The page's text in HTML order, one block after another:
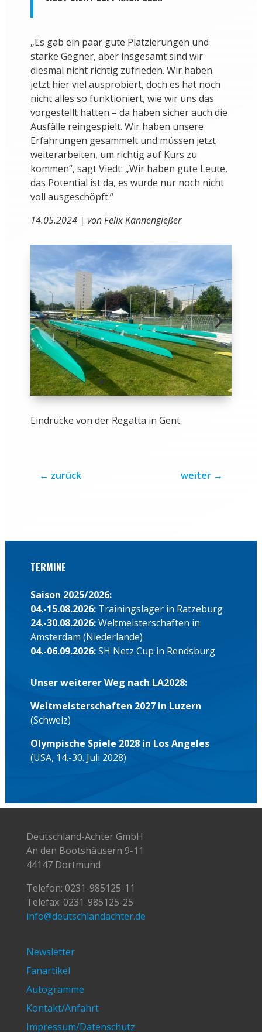
„Es gab ein paar gute Platzierungen und
starke Gegner, aber insgesamt sind wir
diesmal nicht richtig zufrieden. Wir haben
jetzt hier viel ausprobiert, doch es hat noch
nicht alles so funktioniert, wie wir uns das
vorgestellt hatten – da haben sicher auch die
Ausfälle reingespielt. Wir haben unsere
Erfahrungen gesammelt und müssen jetzt
weiterarbeiten, um richtig auf Kurs zu
kommen“, sagt Viedt: „Wir haben gute Leute,
das Potential ist da, es wurde nur noch nicht
voll ausgeschöpft.“
14.05.2024 | von Felix Kannengießer
Eindrücke von der Regatta in Gent.
← zurück weiter →
TERMINE
Saison 2025/2026:
04.-15.08.2026: Trainingslager in Ratzeburg
24.-30.08.2026:Weltmeisterschaften in
Amsterdam (Niederlande)
04.-06.09.2026:SH Netz Cup in Rendsburg
Unser weiterer Weg nach LA2028:
Weltmeisterschaften 2027 in Luzern
(Schweiz)
Olympische Spiele 2028 in Los Angeles
(USA, 14.-30. Juli 2028)
Deutschland-Achter GmbH
An den Bootshäusern 9-11
44147 Dortmund
Telefon: 0231-985125-11
Telefax: 0231-985125-25
info@deutschlandachter.de
Newsletter
Fanartikel
Autogramme
Kontakt/Anfahrt
Impressum/Datenschutz